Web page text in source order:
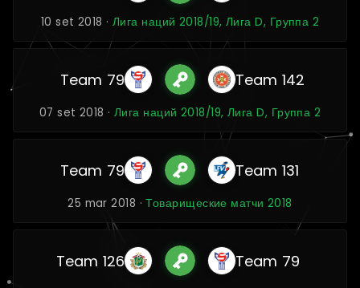
10 set 2018 ·Лига наций 2018/19, Лига D, Группа 2
Team 79 Team 142
07 set 2018 ·Лига наций 2018/19, Лига D, Группа 2
Team 79 Team 131
25 mar 2018 ·Товарищеские матчи 2018
Team 126 Team 79